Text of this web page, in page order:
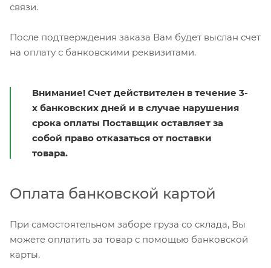
связи.
После подтверждения заказа Вам будет выслан счет
на оплату с банковскими реквизитами.
Внимание! Счет действителен в течение 3-
х банковских дней и в случае нарушения
срока оплаты Поставщик оставляет за
собой право отказаться от поставки
товара.
Оплата банковской картой
При самостоятельном заборе груза со склада, Вы
можете оплатить за товар с помощью банковской
карты.